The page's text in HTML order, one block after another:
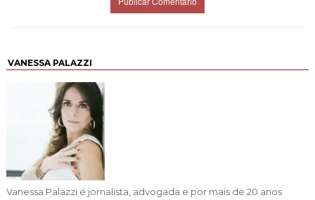
VANESSA PALAZZI
Vanessa Palazzi é jornalista, advogada e por mais de 20 anos